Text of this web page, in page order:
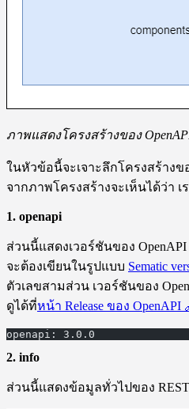
ภาพแสดงโครงสร้างของ
ในหัวข้อนี้จะเจาะลึกโครงสร้างข
จากภาพโครงสร้างจะเห็นได้ว่า
1. openapi
ส่วนนี้แสดงเวอร์ชันของ
จะต้องเขียนในรูปแบบ Sematic
ตัวเลขสามส่วน เวอร์ชันของ
ดูได้ที่หน้า Release ของ OpenAPI
openapi: 3.0.0
2. info
ส่วนนี้แสดงข้อมูลทั่วไปของ